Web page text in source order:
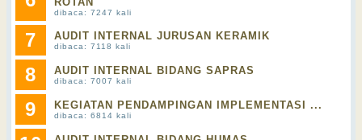
dibaca: 7247 kali
7 AUDIT INTERNAL JURUSAN KERAMIK
dibaca: 7118 kali
8 AUDIT INTERNAL BIDANG SAPRAS
dibaca: 7007 kali
9 KEGIATAN PENDAMPINGAN IMPLEMENTASI ...
dibaca: 6814 kali